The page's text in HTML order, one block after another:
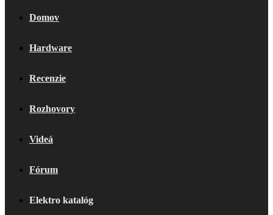
Domov
Hardware
Recenzie
Rozhovory
Videá
Fórum
Elektro katalóg